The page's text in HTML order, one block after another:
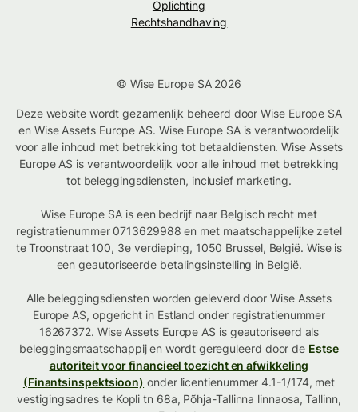
Oplichting
Rechtshandhaving
© Wise Europe SA 2026
Deze website wordt gezamenlijk beheerd door Wise Europe SA
en Wise Assets Europe AS. Wise Europe SA is verantwoordelijk
voor alle inhoud met betrekking tot betaaldiensten. Wise Assets
Europe AS is verantwoordelijk voor alle inhoud met betrekking
tot beleggingsdiensten, inclusief marketing.
Wise Europe SA is een bedrijf naar Belgisch recht met
registratienummer 0713629988 en met maatschappelijke zetel
te Troonstraat 100, 3e verdieping, 1050 Brussel, België. Wise is
een geautoriseerde betalingsinstelling in België.
Alle beleggingsdiensten worden geleverd door Wise Assets
Europe AS, opgericht in Estland onder registratienummer
16267372. Wise Assets Europe AS is geautoriseerd als
beleggingsmaatschappij en wordt gereguleerd door de Estse
autoriteit voor financieel toezicht en afwikkeling
(Finantsinspektsioon) onder licentienummer 4.1-1/174, met
vestigingsadres te Kopli tn 68a, Põhja-Tallinna linnaosa, Tallinn,